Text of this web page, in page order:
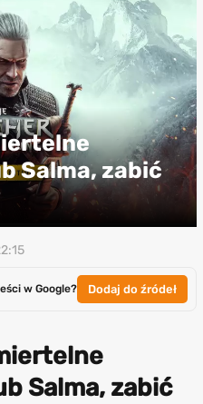
Salma, zabić
w Google? Dodaj do źródeł
Salma, zabić